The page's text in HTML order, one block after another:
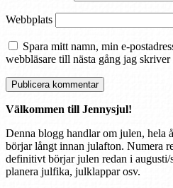
Webbplats
Spara mitt namn, min e-
webbläsare till nästa gång jag skriver
Välkommen till Jennysjul!
Denna blogg handlar om julen, hela
börjar långt innan julafton. Numera
definitivt börjar julen redan i augusti/
planera julfika, julklappar osv.